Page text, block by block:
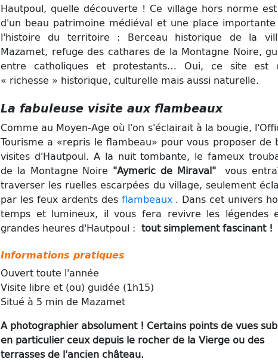
Hautpoul, quelle découverte ! Ce village hors norme
d'un beau patrimoine médiéval et une place importante
l'histoire du territoire : Berceau historique de la
Mazamet, refuge des cathares de la Montagne Noire,
entre catholiques et protestants… Oui, ce site est
« richesse » historique, culturelle mais aussi naturelle.
La fabuleuse visite aux flambeaux
Comme au Moyen-Age où l'on s'éclairait à la bougie,
Tourisme a «repris le flambeau» pour vous proposer de
visites d'Hautpoul. A la nuit tombante, le fameux
de la Montagne Noire "Aymeric de Miraval"vous
traverser les ruelles escarpées du village, seulement
par les feux ardents des flambeaux. Dans cet univers
temps et lumineux, il vous fera revivre les légendes
grandes heures d'Hautpoul : tout simplement fascinant !
Informations pratiques
Ouvert toute l'année
Visite libre et (ou) guidée (1h15)
Situé à 5 min de Mazamet
A photographier absolument ! Certains points de vues
en particulier ceux depuis le rocher de la Vierge ou des
terrasses de l'ancien château.